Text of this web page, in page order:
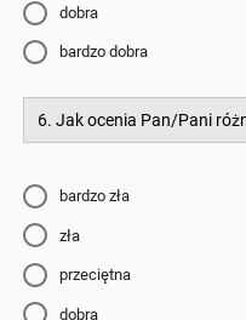
dobra
bardzo dobra
6. Jak ocenia Pan/Pani
bardzo zła
zła
przeciętna
dobra